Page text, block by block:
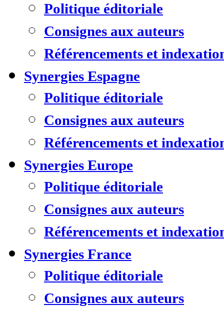
Politique éditoriale
Consignes aux auteurs
Référencements et
Synergies Espagne
Politique éditoriale
Consignes aux auteurs
Référencements et
Synergies Europe
Politique éditoriale
Consignes aux auteurs
Référencements et
Synergies France
Politique éditoriale
Consignes aux auteurs